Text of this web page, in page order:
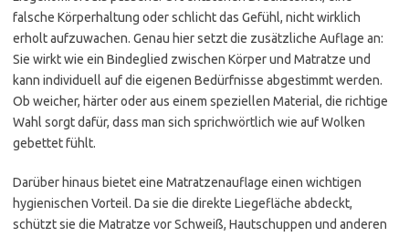
falsche Körperhaltung oder schlicht das Gefühl, nicht wirklich
erholt aufzuwachen. Genau hier setzt die zusätzliche Auflage an:
Sie wirkt wie ein Bindeglied zwischen Körper und Matratze und
kann individuell auf die eigenen Bedürfnisse abgestimmt werden.
Ob weicher, härter oder aus einem speziellen Material, die richtige
Wahl sorgt dafür, dass man sich sprichwörtlich wie auf Wolken
gebettet fühlt.
Darüber hinaus bietet eine Matratzenauflage einen wichtigen
hygienischen Vorteil. Da sie die direkte Liegefläche abdeckt,
schützt sie die Matratze vor Schweiß, Hautschuppen und anderen